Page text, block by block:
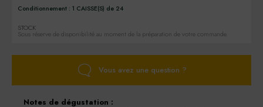
Notes de dégustation :
Conditionnement : 1 CAISSE(S) de 24
STOCK
Sous réserve de disponibilité au moment de la préparation de votre commande.
Vous avez une question ?